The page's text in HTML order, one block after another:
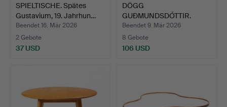
SPIELTISCHE. Spätes
Gustavium, 19. Jahrhun…
Beendet 16. Mär 2026
2 Gebote
37 USD
DÖGG
GUÐMUNDSDÓTTIR.
„Aria“, ein Couchtisc…
Beendet 9. Mär 2026
8 Gebote
106 USD